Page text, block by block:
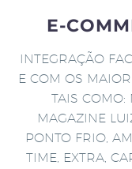
E-
INTEGRAÇÃO
E COM OS
TAIS COMO:
MAGAZINE
PONTO FRIO,
TIME, EXTRA,